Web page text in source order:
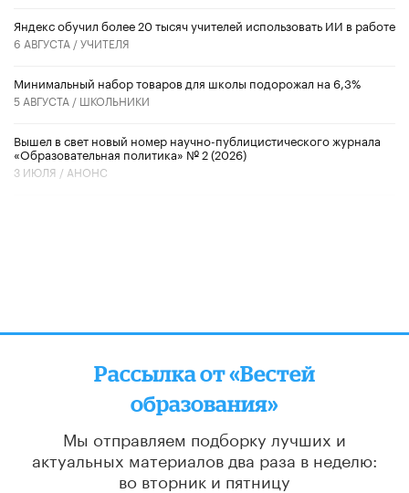
​Яндекс обучил более 20 тысяч учителей использовать ИИ в работе
6 АВГУСТА /УЧИТЕЛЯ
Минимальный набор товаров для школы подорожал на 6,3%
5 АВГУСТА / ШКОЛЬНИКИ
Вышел в свет новый номер научно-публицистического журнала
«Образовательная политика» № 2 (2026)
3 ИЮЛЯ / АНОНС
Рассылка от «Вестей
образования»
Мы отправляем подборку лучших и
актуальных материалов два раза в неделю:
во вторник и пятницу